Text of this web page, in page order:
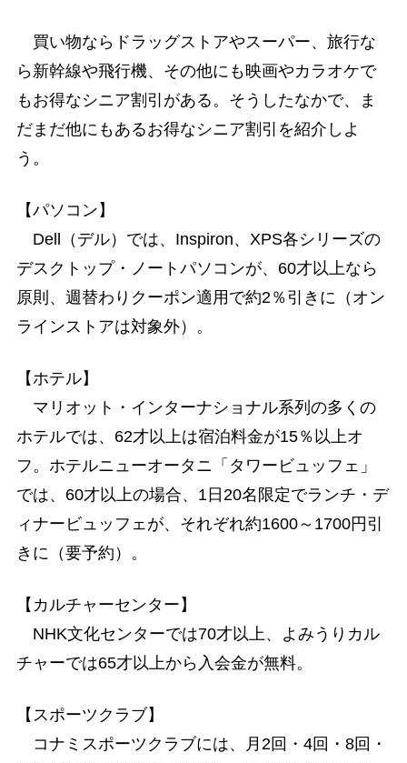
買い物ならドラッグストアやスーパー、旅行な
ら新幹線や飛行機、その他にも映画やカラオケで
もお得なシニア割引がある。そうしたなかで、ま
だまだ他にもあるお得なシニア割引を紹介しよ
う。
【パソコン】
Dell（デル）では、Inspiron、XPS各シリーズの
デスクトップ・ノートパソコンが、60才以上なら
原則、週替わりクーポン適用で約2％引きに（オン
ラインストアは対象外）。
【ホテル】
マリオット・インターナショナル系列の多くの
ホテルでは、62才以上は宿泊料金が15％以上オ
フ。ホテルニューオータニ「タワービュッフェ」
では、60才以上の場合、1日20名限定でランチ・デ
ィナービュッフェが、それぞれ約1600～1700円引
きに（要予約）。
【カルチャーセンター】
NHK文化センターでは70才以上、よみうりカル
チャーでは65才以上から入会金が無料。
【スポーツクラブ】
コナミスポーツクラブには、月2回・4回・8回・